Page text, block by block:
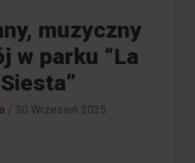
muzyczny
w parku “La
Siesta”
/ 30 Wrzesień 2025